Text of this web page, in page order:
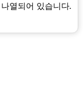
열되어 있습니다.